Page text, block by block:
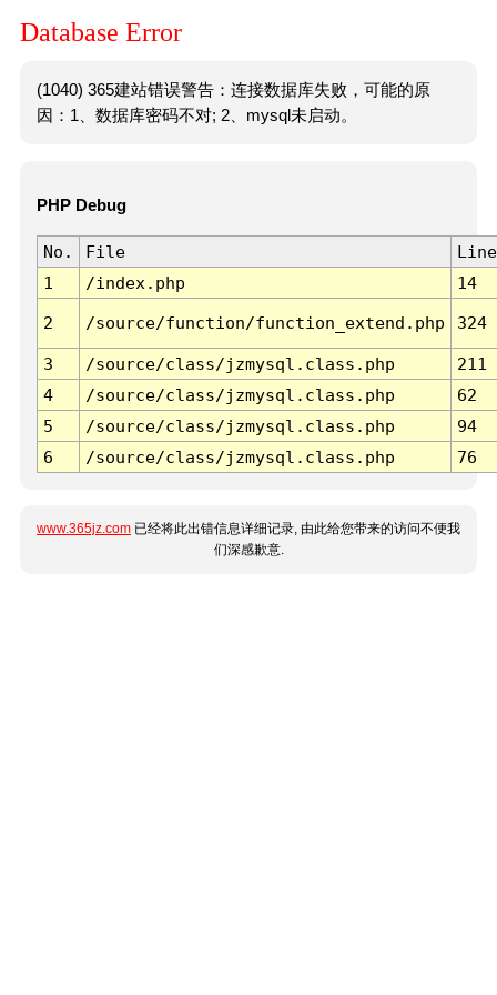
Database Error
(1040) 365建站错误警告：连接数据库失败，可能的原
因：1、数据库密码不对; 2、mysql未启动。
PHP Debug
No. File
Line
1
/index.php 14
2 /source/function/function_extend.php 324
3 /source/class/jzmysql.class.php
211
4
/source/class/jzmysql.class.php
62
5
/source/class/jzmysql.class.php
94
6
/source/class/jzmysql.class.php 76
www.365jz.com 已经将此出错信息详细记录, 由此给您带来的访问不便我
们深感歉意.